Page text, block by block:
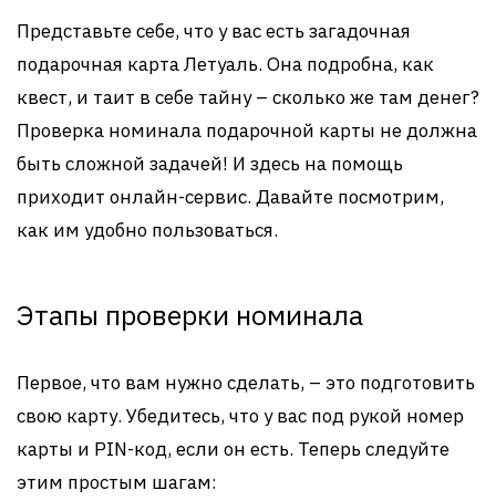
Представьте себе, что у вас есть загадочная
подарочная карта Летуаль. Она подробна, как
квест, и таит в себе тайну – сколько же там денег?
Проверка номинала подарочной карты не должна
быть сложной задачей! И здесь на помощь
приходит онлайн-сервис. Давайте посмотрим,
как им удобно пользоваться.
Этапы проверки номинала
Первое, что вам нужно сделать, – это подготовить
свою карту. Убедитесь, что у вас под рукой номер
карты и PIN-код, если он есть. Теперь следуйте
этим простым шагам: